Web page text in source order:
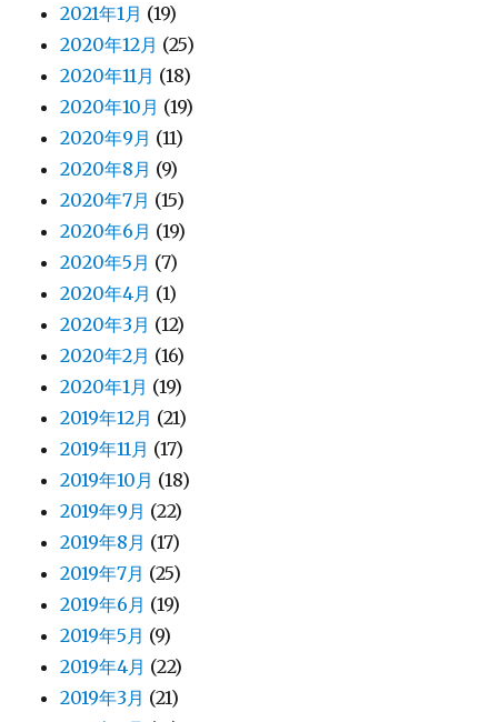
2021年1月 (19)
2020年12月 (25)
2020年11月 (18)
2020年10月 (19)
2020年9月 (11)
2020年8月 (9)
2020年7月 (15)
2020年6月 (19)
2020年5月 (7)
2020年4月 (1)
2020年3月 (12)
2020年2月 (16)
2020年1月 (19)
2019年12月 (21)
2019年11月 (17)
2019年10月 (18)
2019年9月 (22)
2019年8月 (17)
2019年7月 (25)
2019年6月 (19)
2019年5月 (9)
2019年4月 (22)
2019年3月 (21)